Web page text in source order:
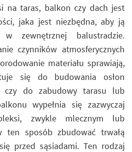
na taras, balkon czy dach jest
jaka jest niezbędna, aby ją
zewnętrznej balustradzie.
czynników atmosferycznych
materiału sprawiają,
się do budowania osłon
czy do zabudowy tarasu lub
wypełnia się zazwyczaj
zwykle mlecznym lub
ten sposób zbudować trwałą
przed sąsiadami. Ten rodzaj